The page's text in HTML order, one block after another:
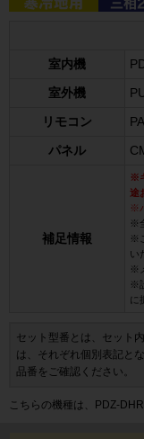
室内機
室外機
リモコン
パネル
補足情報
※
途
※
※
※
い
※
※
に
セット型番とは、セット
は、それぞれ個別表記と
品番をご確認ください。
こちらの機種は、PDZ-